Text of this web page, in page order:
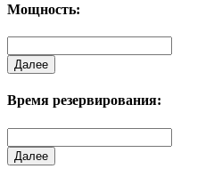
Мощность:
Далее
Время резервирования:
Далее